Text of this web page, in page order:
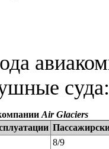
суда:
Air Glaciers
8/9